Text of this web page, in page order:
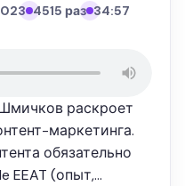
4515 раз 34:57
раскроет
маркетинга.
обязательно
EEAT (опыт,